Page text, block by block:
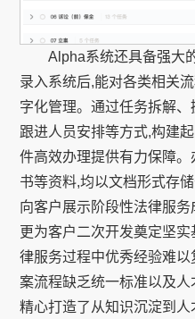
Alpha系统还具备强大
录入系统后,能对各类相关
字化管理。通过任务拆解
跟进人员安排等方式,构建
件高效办理提供有力保障
书等资料,均以文档形式存
向客户展示阶段性法律服
更为客户二次开发奠定坚
律服务过程中优秀经验难
案流程缺乏统一标准以及
精心打造了从知识沉淀到